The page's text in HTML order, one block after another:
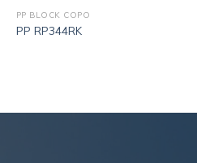
PP BLOCK COPO
PP RP344RK